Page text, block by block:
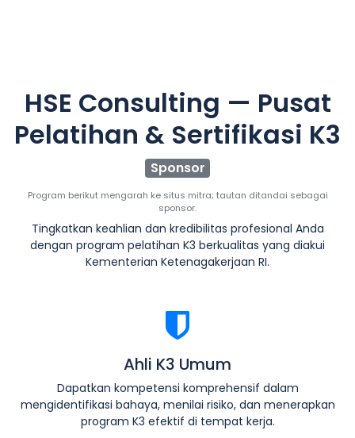
HSE Consulting — Pusat
Pelatihan & Sertifikasi K3
Sponsor
Program berikut mengarah ke situs mitra; tautan ditandai sebagai
sponsor.
Tingkatkan keahlian dan kredibilitas profesional Anda
dengan program pelatihan K3 berkualitas yang diakui
Kementerian Ketenagakerjaan RI.
Ahli K3 Umum
Dapatkan kompetensi komprehensif dalam
mengidentifikasi bahaya, menilai risiko, dan menerapkan
program K3 efektif di tempat kerja.